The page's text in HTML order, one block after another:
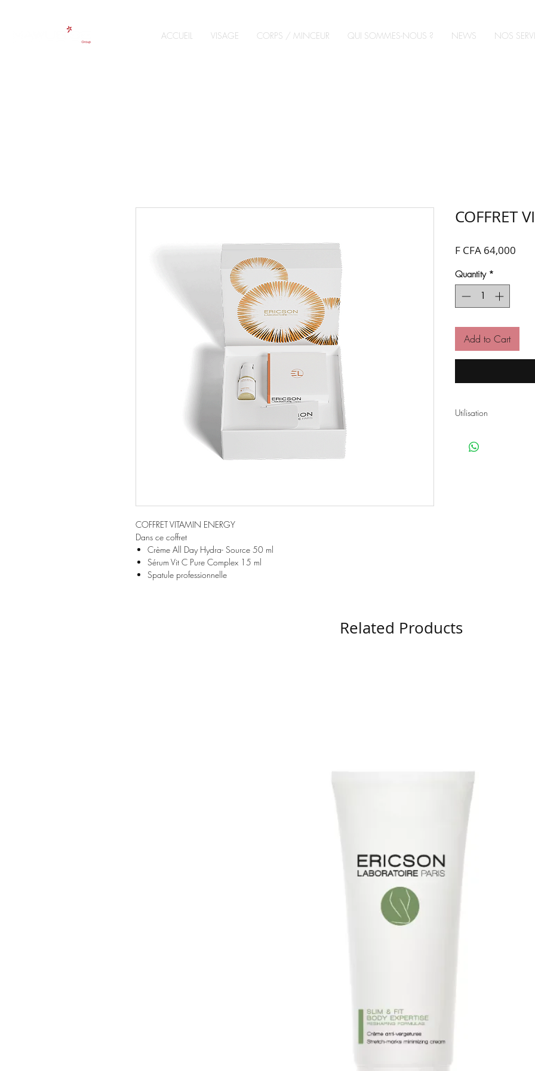
ACCUEIL VISAGE CORPS / MINCEUR QUI SOMMES-NOUS ? NEWS NOS
COFFRET VITAMIN ENERGY
Dans ce coffret
Crème All Day Hydra- Source 50 ml
Sérum Vit C Pure Complex 15 ml
Spatule professionnelle
COFFRET
F CFA 64,000
Quantity *
Add to Cart
Utilisation
Voir fiche :
Related Products